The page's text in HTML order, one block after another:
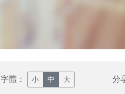
字體： 小 中 大 分